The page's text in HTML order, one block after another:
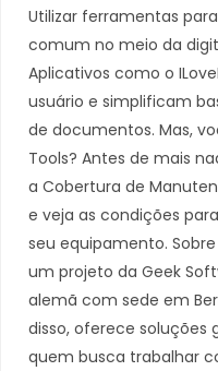
Utilizar ferramentas
comum no meio da
Aplicativos como o
usuário e simplificam
de documentos. Mas,
Tools? Antes de mais
a Cobertura de
e veja as condições
seu equipamento. Sobre
um projeto da Geek
alemã com sede em
disso, oferece soluções
quem busca trabalhar